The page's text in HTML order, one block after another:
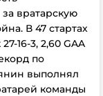
вратарскую
В 47 стартах
16-3, 2,60 GAA
по
выполнял
команды